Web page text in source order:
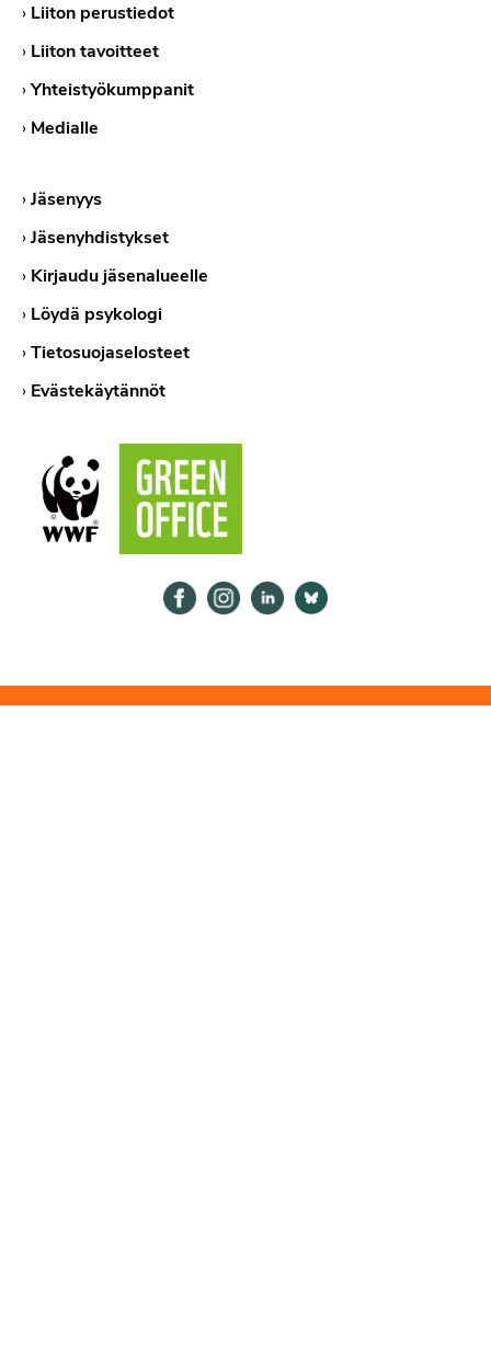
› Liiton perustiedot
› Liiton tavoitteet
›Yhteistyökumppanit
› Medialle
›Jäsenyys
›Jäsenyhdistykset
› Kirjaudu jäsenalueelle
› Löydä psykologi
›Tietosuojaselosteet
› Evästekäytännöt